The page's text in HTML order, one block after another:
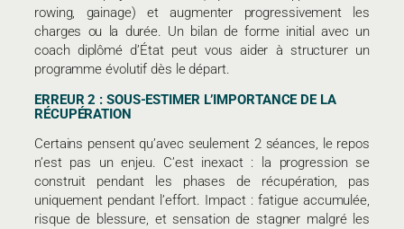
rowing, gainage) et augmenter progressivement les
charges ou la durée. Un bilan de forme initial avec un
coach diplômé d’État peut vous aider à structurer un
programme évolutif dès le départ.
ERREUR 2 : SOUS-ESTIMER L’IMPORTANCE DE LA
RÉCUPÉRATION
Certains pensent qu’avec seulement 2 séances, le repos
n’est pas un enjeu. C’est inexact : la progression se
construit pendant les phases de récupération, pas
uniquement pendant l’effort. Impact : fatigue accumulée,
risque de blessure, et sensation de stagner malgré les